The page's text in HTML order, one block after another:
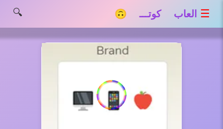
☰ العاب كوتـــ 🙃 🔍